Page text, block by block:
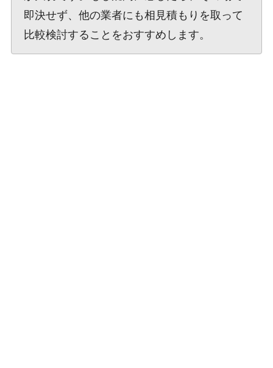
即決せず、他の業者にも相見積もりを取って
比較検討することをおすすめします。